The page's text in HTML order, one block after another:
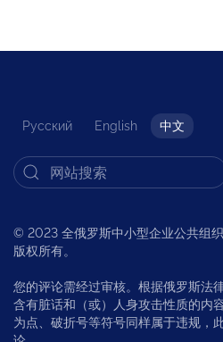
Русский English 中文
© 2023 全俄罗斯中小型企业公共组织
版权所有。
您的评论需经过审核。根据俄罗斯法
含有脏话和（或）人身攻击性质的内
为点、破折号等符号同样属于违规，